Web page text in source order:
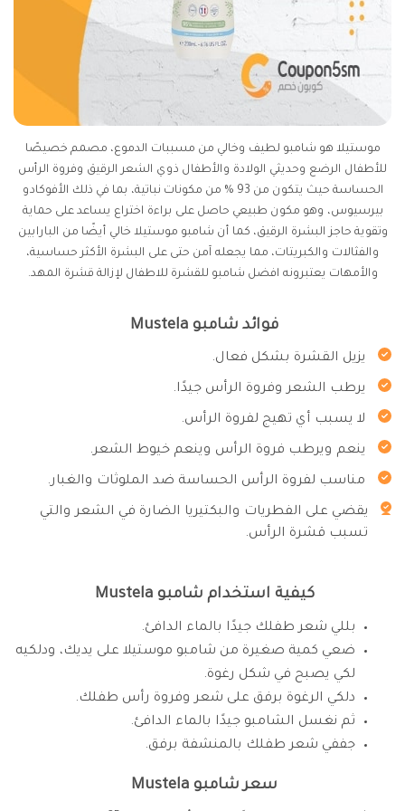
موستيلا هو شامبو لطيف وخالي من مسببات الدموع، مصمم خصيصًا
للأطفال الرضع وحديثي الولادة والأطفال ذوي الشعر الرقيق وفروة الرأس
الحساسة حيث يتكون من 93 % من مكونات نباتية، بما في ذلك الأفوكادو
بيرسيوس، وهو مكون طبيعي حاصل على براءة اختراع يساعد على حماية
وتقوية حاجز البشرة الرقيق، كما أن شامبو موستيلا خالي أيضًا من البارابين
والفثالات والكبريتات، مما يجعله آمن حتى على البشرة الأكثر حساسية،
والأمهات يعتبرونه افضل شامبو للقشرة للاطفال لإزالة قشرة المهد.
فوائد شامبو Mustela
يزيل القشرة بشكل فعال.
يرطب الشعر وفروة الرأس جيدًا.
لا يسبب أي تهيج لفروة الرأس.
ينعم ويرطب فروة الرأس وينعم خيوط الشعر.
مناسب لفروة الرأس الحساسة ضد الملوثات والغبار.
يقضي على الفطريات والبكتيريا الضارة في الشعر والتي
تسبب قشرة الرأس.
كيفية استخدام شامبو Mustela
بللي شعر طفلك جيدًا بالماء الدافئ.
ضعي كمية صغيرة من شامبو موستيلا على يديك، ودلكيه
لكي يصبح في شكل رغوة.
دلكي الرغوة برفق على شعر وفروة رأس طفلك.
ثم نغسل الشامبو جيدًا بالماء الدافئ.
جففي شعر طفلك بالمنشفة برفق.
سعر شامبو Mustela